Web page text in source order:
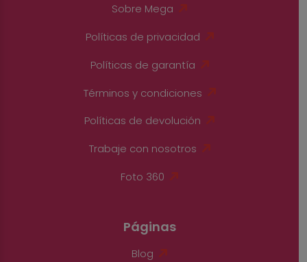
Sobre Mega
Políticas de privacidad
Políticas de garantía
Términos y condiciones
Políticas de devolución
Trabaje con nosotros
Foto 360
Páginas
Blog